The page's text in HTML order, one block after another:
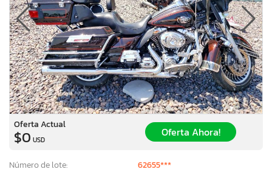
Oferta Actual
$0 USD
Oferta Ahora!
Número de lote:
62655***